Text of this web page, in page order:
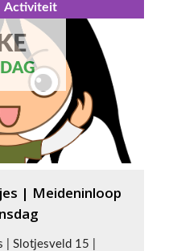
Activiteit
| Meideninloop
| Slotjesveld 15 |